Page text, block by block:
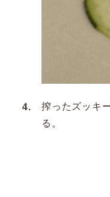
搾ったズッキ
る。